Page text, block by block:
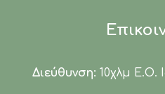
Διεύθυνση: 10χλμ Ε.Ο.